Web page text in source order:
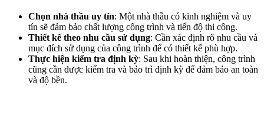
Chọn nhà thầu uy tín: Một nhà thầu có kinh nghiệm và uy
tín sẽ đảm bảo chất lượng công trình và tiến độ thi công.
Thiết kế theo nhu cầu sử dụng: Cần xác định rõ nhu cầu và
mục đích sử dụng của công trình để có thiết kế phù hợp.
Thực hiện kiểm tra định kỳ: Sau khi hoàn thiện, công trình
cũng cần được kiểm tra và bảo trì định kỳ để đảm bảo an toàn
và độ bền.